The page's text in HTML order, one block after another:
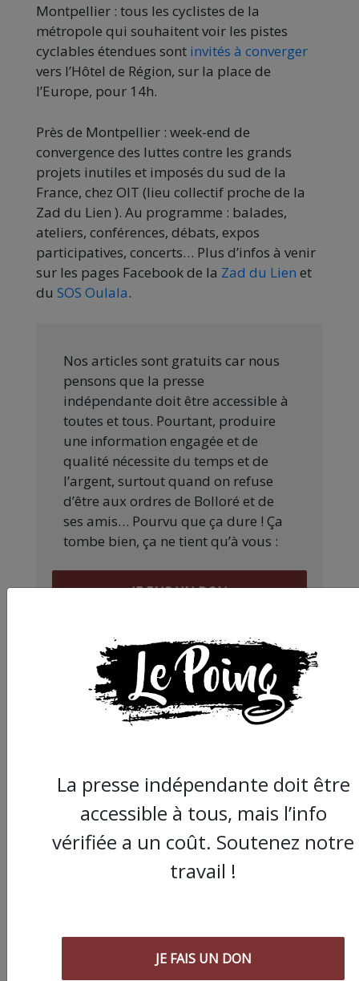
Montpellier : tous les cyclistes de la
métropole qui souhaitent voir les pistes
cyclables étendues sont invités à converger
vers l’Hôtel de Région, sur la place de
l’Europe, pour 14h.
Près de Montpellier : week-end de
convergence des luttes contre les grands
projets inutiles et imposés du sud de la
France, chez OIT (lieu collectif proche de la
Zad du Lien ). Au programme : balades,
ateliers, conférences, débats, expos
participatives, concerts… Plus d’infos à venir
sur les pages Facebook de la Zad du Lien et
du SOS Oulala.
Nos articles sont gratuits car nous
pensons que la presse
indépendante doit être accessible à
toutes et tous. Pourtant, produire
une information engagée et de
qualité nécessite du temps et de
l’argent, surtout quand on refuse
d’être aux ordres de Bolloré et de
ses amis… Pourvu que ça dure ! Ça
tombe bien, ça ne tient qu’à vous :
JE FAIS UN DON
ARTICLE SUIVANT :
La presse indépendante doit être
accessible à tous, mais l’info
vérifiée a un coût. Soutenez notre
travail !
JE FAIS UN DON